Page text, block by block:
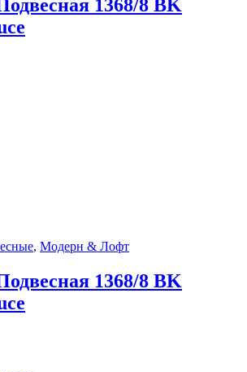
1368/8 BK
, Модерн & Лофт
1368/8 BK